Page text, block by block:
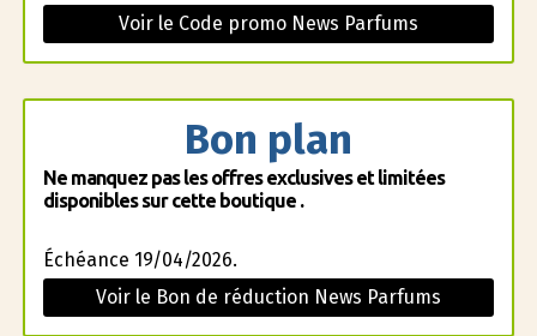
Voir le Code promo News Parfums
Bon plan
Ne manquez pas les offres exclusives et limitées
disponibles sur cette boutique .
Échéance 19/04/2026.
Voir le Bon de réduction News Parfums